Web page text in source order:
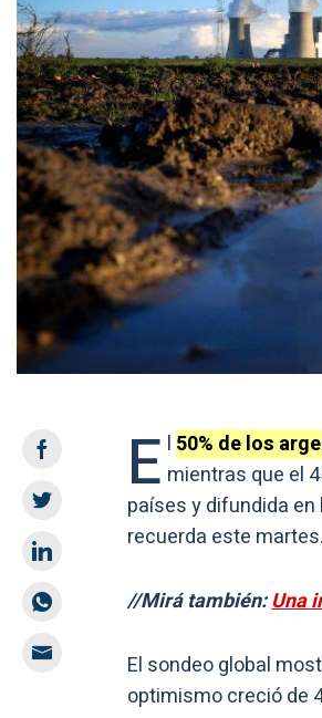
E l 50% de los
mientras que el
países y difundida
recuerda este martes.
//Mirá también:Una
El sondeo global
optimismo creció de